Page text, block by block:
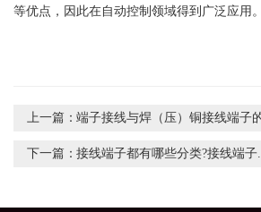
等优点，因此在自动控制领域得到广泛应用。
上一篇：端子接线与焊（压）铜接线端子
下一篇：接线端子都有哪些分类?接线端子...